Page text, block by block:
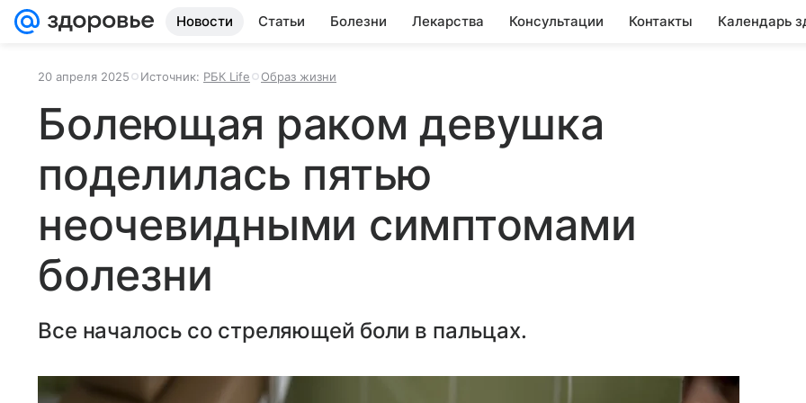
Новости Статьи Болезни Лекарства Консультации Контакты Календарь
20 апреля 2025 Источник: РБК Life Образ жизни
Болеющая раком девушка
поделилась пятью
неочевидными симптомами
болезни
Все началось со стреляющей боли в пальцах.